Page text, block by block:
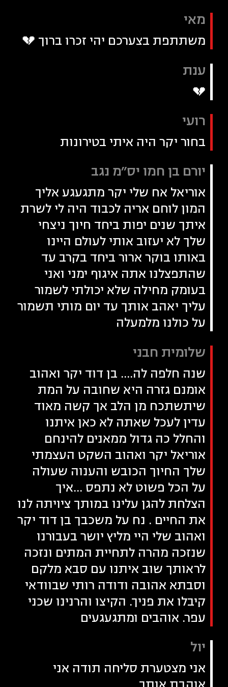
מאי
משתתפת בצערכם יהי זכרו ברוך 💔
ענת
💔
רועי
בחור יקר היה איתי בטירונות
יורם בן חמו יס״מ נגב
אוריאל אח שלי יקר מתגעגע אליך
המון לוחם אריה לכבוד היה לי לשרת
איתך שנים יפות ביחד חיוך ניצחי
שלך לא יעזוב אותי לעולם היינו
באותו בוקר ארור ביחד בקרב עד
שהתפצלנו אתה איגוף ימני ואני
בעומק מחילה שלא יכולתי לשמור
עליך יאהב אותך עד יום מותי תשמור
על כולנו מלמעלה
שלומית חבני
שנה חלפה לה.... בן דוד יקר ואהוב
אומנם גזרה היא שחובה על המת
שיתשתכח מן הלב אך קשה מאוד
עדין לעכל שאתה לא כאן איתנו
והחלל כה גדול ממאנים להינחם
אוריאל יקר ואהוב השקט העצמתי
שלך החיוך הכובש והענוה שעולה
על הכל פשוט לא נתפס ...איך
הצלחת להגן עלינו במותך ציויתה לנו
את החיים . נח על משכבך בן דוד יקר
ואהוב שלי היי מליץ יושר בעבורנו
שנזכה מהרה לתחיית המתים ונזכה
לראותך שוב איתנו עם סבא מלקם
וסבתא אהובה ודודה רותי שבוודאי
קיבלו את פניך. הקיצו והרנינו שכני
עפר. אוהבים ומתגעגעים
יול
אני מצטערת סליחה תודה אני